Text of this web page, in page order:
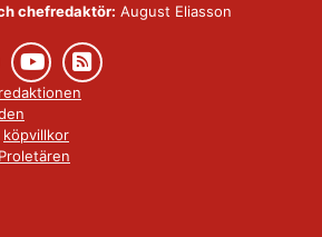
chefredaktör: August Eliasson
köpvillkor